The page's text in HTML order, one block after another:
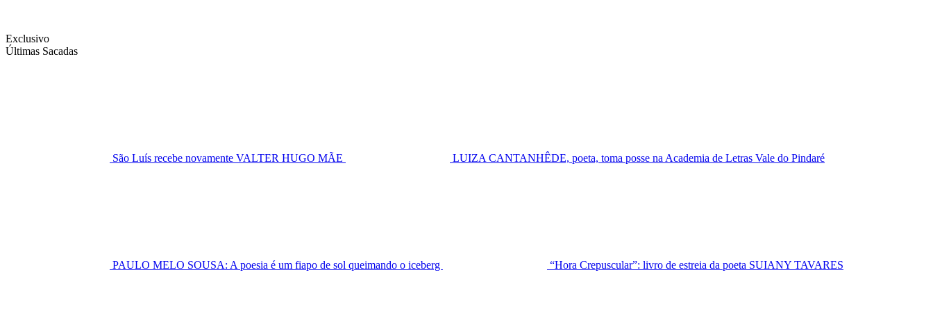
Exclusivo
Últimas Sacadas
São Luís recebe novamente VALTER HUGO MÃE LUIZA CANTANHÊDE, poeta, toma posse na Academia de Letras Vale do Pindaré
PAULO MELO SOUSA: A poesia é um fiapo de sol queimando o iceberg “Hora Crepuscular”: livro de estreia da poeta SUIANY TAVARES